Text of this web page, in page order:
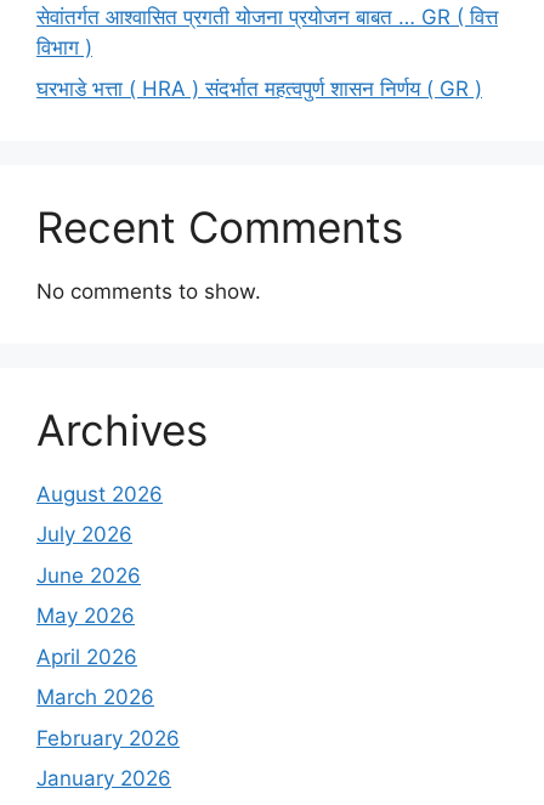
सेवांतर्गत आश्वासित प्रगती योजना प्रयोजन बाबत … GR ( वित्त
विभाग )
घरभाडे भत्ता ( HRA ) संदर्भात महत्वपुर्ण शासन निर्णय ( GR )
Recent Comments
No comments to show.
Archives
August 2026
July 2026
June 2026
May 2026
April 2026
March 2026
February 2026
January 2026